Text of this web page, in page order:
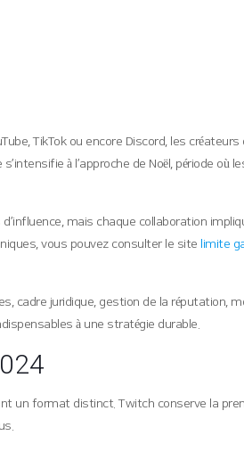
TikTok ou encore Discord, les
à l’approche de Noël, période
mais chaque collaboration
vous pouvez consulter le site limite
cadre juridique, gestion de la
à une stratégie durable.
un format distinct. Twitch conserve la